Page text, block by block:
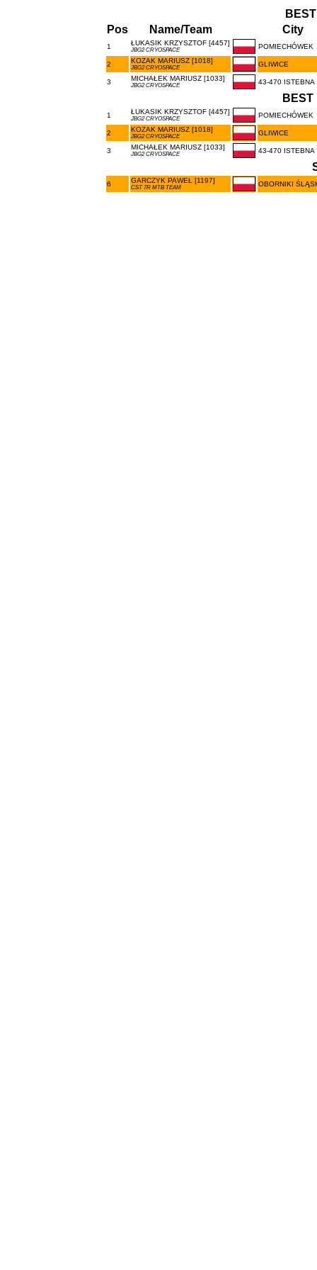
Pos
Name/Team City
1 ŁUKASIK KRZYSZTOF [4457]
JBG2 CRYOSPACE POMIECHÓWEK
2 KOZAK MARIUSZ [1018]
JBG2 CRYOSPACE GLIWICE
3 MICHAŁEK MARIUSZ [1033]
JBG2 CRYOSPACE 43-470 ISTEBNA
BEST
1 ŁUKASIK KRZYSZTOF [4457]
JBG2 CRYOSPACE POMIECHÓWEK
2 KOZAK MARIUSZ [1018]
JBG2 CRYOSPACE GLIWICE
3 MICHAŁEK MARIUSZ [1033]
JBG2 CRYOSPACE 43-470 ISTEBNA
6 GARCZYK PAWEŁ [1197]
CST 7R MTB TEAM OBORNIKI